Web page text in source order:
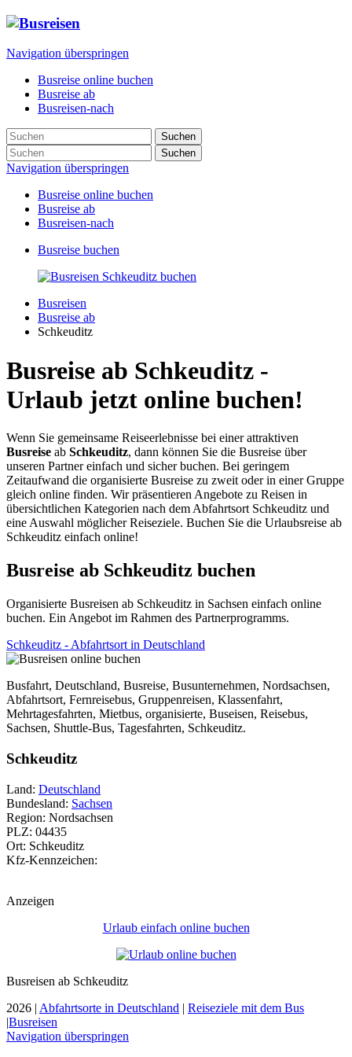
Navigation überspringen
Busreise online buchen
Busreise ab
Busreisen-nach
Suchen
Suchen
Navigation überspringen
Busreise online buchen
Busreise ab
Busreisen-nach
Busreise buchen
Busreisen
Busreise ab
Schkeuditz
Busreise ab Schkeuditz -
Urlaub jetzt online buchen!
Wenn Sie gemeinsame Reiseerlebnisse bei einer attraktiven
Busreise ab Schkeuditz, dann können Sie die Busreise über
unseren Partner einfach und sicher buchen. Bei geringem
Zeitaufwand die organisierte Busreise zu zweit oder in einer Gruppe
gleich online finden. Wir präsentieren Angebote zu Reisen in
übersichtlichen Kategorien nach dem Abfahrtsort Schkeuditz und
eine Auswahl möglicher Reiseziele. Buchen Sie die Urlaubsreise ab
Schkeuditz einfach online!
Busreise ab Schkeuditz buchen
Organisierte Busreisen ab Schkeuditz in Sachsen einfach online
buchen. Ein Angebot im Rahmen des Partnerprogramms.
Schkeuditz - Abfahrtsort in Deutschland
Busfahrt, Deutschland, Busreise, Busunternehmen, Nordsachsen,
Abfahrtsort, Fernreisebus, Gruppenreisen, Klassenfahrt,
Mehrtagesfahrten, Mietbus, organisierte, Buseisen, Reisebus,
Sachsen, Shuttle-Bus, Tagesfahrten, Schkeuditz.
Schkeuditz
Land: Deutschland
Bundesland: Sachsen
Region: Nordsachsen
PLZ: 04435
Ort: Schkeuditz
Kfz-Kennzeichen:
Anzeigen
Urlaub einfach online buchen
Busreisen ab Schkeuditz
2026 | Abfahrtsorte in Deutschland | Reiseziele mit dem Bus
|Busreisen
Navigation überspringen